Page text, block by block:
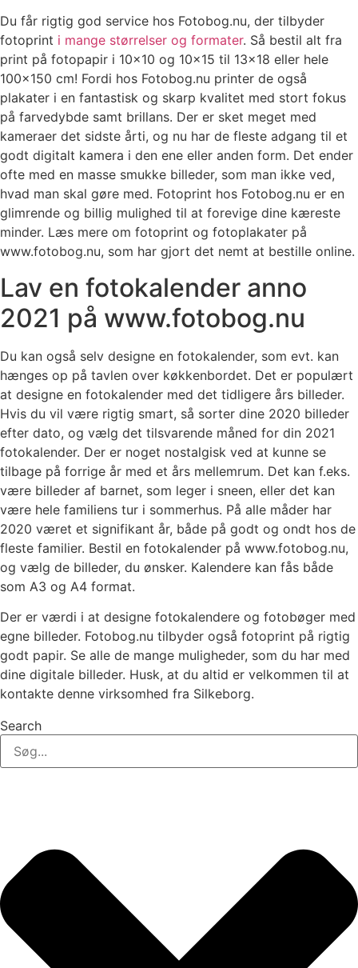
Du får rigtig god service hos Fotobog.nu, der tilbyder
fotoprint i mange størrelser og formater. Så bestil alt fra
print på fotopapir i 10×10 og 10×15 til 13×18 eller hele
100×150 cm! Fordi hos Fotobog.nu printer de også
plakater i en fantastisk og skarp kvalitet med stort fokus
på farvedybde samt brillans. Der er sket meget med
kameraer det sidste årti, og nu har de fleste adgang til et
godt digitalt kamera i den ene eller anden form. Det ender
ofte med en masse smukke billeder, som man ikke ved,
hvad man skal gøre med. Fotoprint hos Fotobog.nu er en
glimrende og billig mulighed til at forevige dine kæreste
minder. Læs mere om fotoprint og fotoplakater på
www.fotobog.nu, som har gjort det nemt at bestille online.
Lav en fotokalender anno
2021 på www.fotobog.nu
Du kan også selv designe en fotokalender, som evt. kan
hænges op på tavlen over køkkenbordet. Det er populært
at designe en fotokalender med det tidligere års billeder.
Hvis du vil være rigtig smart, så sorter dine 2020 billeder
efter dato, og vælg det tilsvarende måned for din 2021
fotokalender. Der er noget nostalgisk ved at kunne se
tilbage på forrige år med et års mellemrum. Det kan f.eks.
være billeder af barnet, som leger i sneen, eller det kan
være hele familiens tur i sommerhus. På alle måder har
2020 været et signifikant år, både på godt og ondt hos de
fleste familier. Bestil en fotokalender på www.fotobog.nu,
og vælg de billeder, du ønsker. Kalendere kan fås både
som A3 og A4 format.
Der er værdi i at designe fotokalendere og fotobøger med
egne billeder. Fotobog.nu tilbyder også fotoprint på rigtig
godt papir. Se alle de mange muligheder, som du har med
dine digitale billeder. Husk, at du altid er velkommen til at
kontakte denne virksomhed fra Silkeborg.
Search